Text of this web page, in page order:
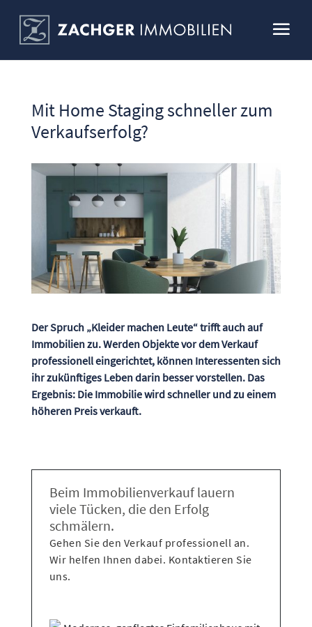
Mit Home Staging schneller zum
Verkaufserfolg?
Der Spruch „Kleider machen Leute“ trifft auch auf
Immobilien zu. Werden Objekte vor dem Verkauf
professionell eingerichtet, können Interessenten sich
ihr zukünftiges Leben darin besser vorstellen. Das
Ergebnis: Die Immobilie wird schneller und zu einem
höheren Preis verkauft.
Beim Immobilienverkauf lauern
viele Tücken, die den Erfolg
schmälern.
Gehen Sie den Verkauf professionell an.
Wir helfen Ihnen dabei. Kontaktieren Sie
uns.